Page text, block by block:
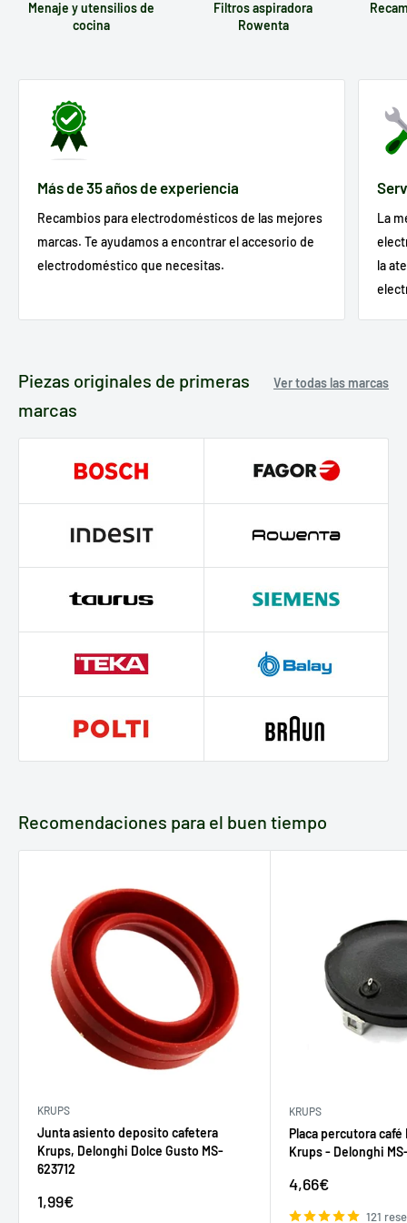
Menaje y utensilios de
cocina
Filtros aspiradora
Rowenta
Más de 35 años de experiencia
Recambios para electrodomésticos de las mejores
marcas. Te ayudamos a encontrar el accesorio de
electrodoméstico que necesitas.
La
la
Piezas originales de primeras
marcas
Ver todas las marcas
Recomendaciones para el buen tiempo
KRUPS
Junta asiento deposito cafetera
Krups, Delonghi Dolce Gusto MS-
623712
Precio
1,99€
KRUPS
Placa percutora café
Krups - Delonghi
Precio
venta
4,66€
121